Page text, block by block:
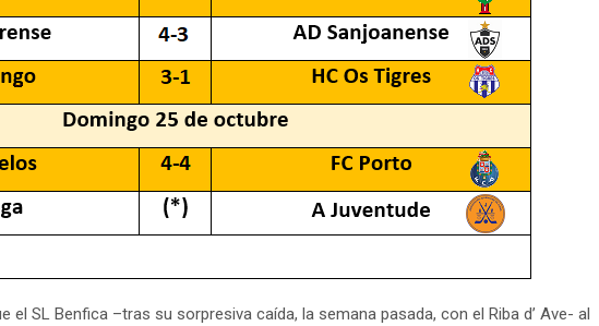
el SL Benfica –tras su sorpresiva caída, la semana pasada, con el Riba d’ Ave- al